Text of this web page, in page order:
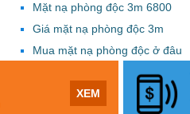
Mặt nạ phòng độc 3m 6800
Giá mặt nạ phòng độc 3m
Mua mặt nạ phòng độc ở đâu
XEM